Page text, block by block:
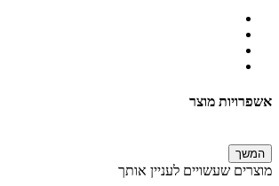
אשפרויות מוצר
המשך
מוצרים שעשויים לעניין אותך